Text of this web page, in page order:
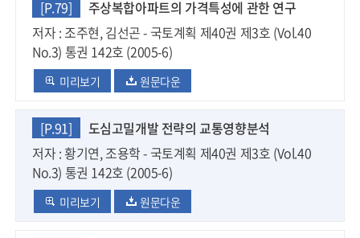
[P.79]
주상복합아파트의 가격특성에 관한 연구
저자 : 조주현, 김선곤 - 국토계획 제40권 제3호 (Vol.40
No.3) 통권 142호 (2005-6)
미리보기 원문다운
[P.91]
도심고밀개발 전략의 교통영향분석
저자 : 황기연, 조용학 - 국토계획 제40권 제3호 (Vol.40
No.3) 통권 142호 (2005-6)
미리보기 원문다운